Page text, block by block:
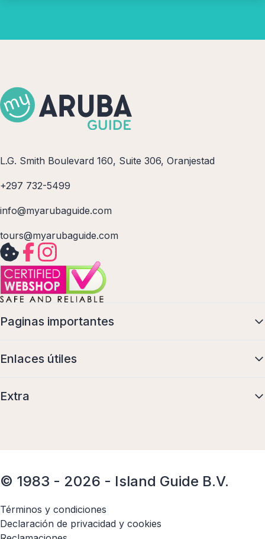
L.G. Smith Boulevard 160, Suite 306, Oranjestad
+297 732-5499
info@myarubaguide.com
tours@myarubaguide.com
Paginas importantes
Enlaces útiles
Extra
© 1983 - 2026 - Island Guide B.V.
Términos y condiciones
Declaración de privacidad y cookies